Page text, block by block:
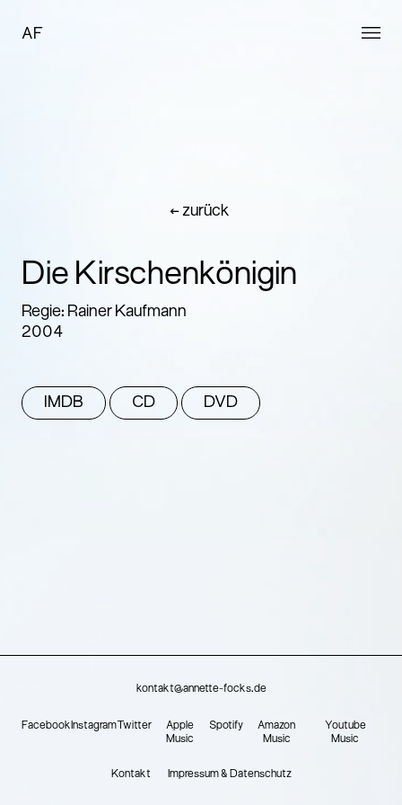
AF
← zurück
Die Kirschenkönigin
Regie: Rainer Kaufmann
2004
IMDB CD DVD
Facebook Instagram Twitter
Apple
Music
Spotify
Amazon
Music
Youtube
Music
kontakt@annette-focks.de
Kontakt Impressum & Datenschutz